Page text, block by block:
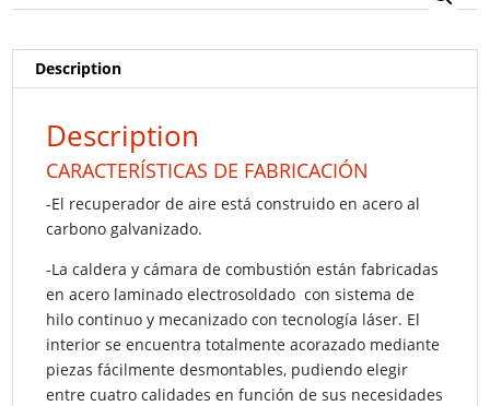
Description
Description
CARACTERÍSTICAS DE FABRICACIÓN
-El recuperador de aire está construido en acero al
carbono galvanizado.
-La caldera y cámara de combustión están fabricadas
en acero laminado electrosoldado con sistema de
hilo continuo y mecanizado con tecnología láser. El
interior se encuentra totalmente acorazado mediante
piezas fácilmente desmontables, pudiendo elegir
entre cuatro calidades en función de sus necesidades